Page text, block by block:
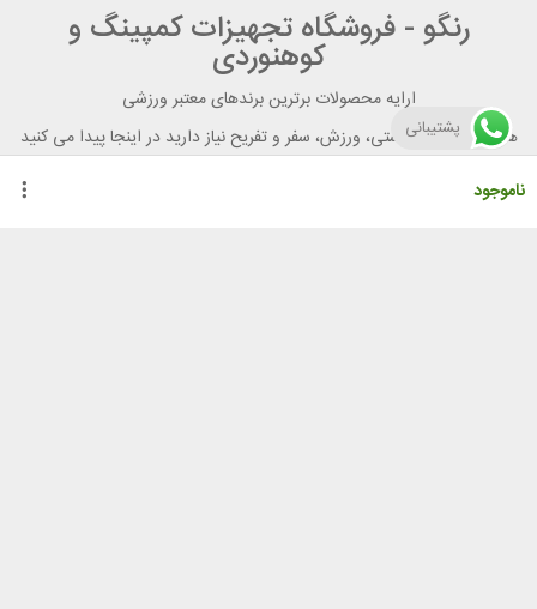
ناموجود
رنگو - فروشگاه تجهیزات کمپینگ و
کوهنوردی
ارایه محصولات برترین برندهای معتبر ورزشی
هر آنچه برای تندرستی، ورزش، سفر و تفریح نیاز دارید در اینجا پیدا می کنید
پشتیبانی